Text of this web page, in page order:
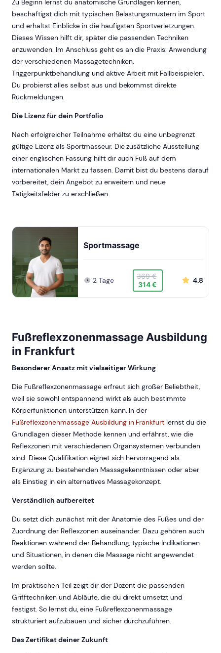
Zu Beginn lernst du anatomische Grundlagen kennen,
beschäftigst dich mit typischen Belastungsmustern im Sport
und erhältst Einblicke in die häufigsten Sportverletzungen.
Dieses Wissen hilft dir, später die passenden Techniken
anzuwenden. Im Anschluss geht es an die Praxis: Anwendung
der verschiedenen Massagetechniken,
Triggerpunktbehandlung und aktive Arbeit mit Fallbeispielen.
Du probierst alles selbst aus und bekommst direkte
Rückmeldungen.
Die Lizenz für dein Portfolio
Nach erfolgreicher Teilnahme erhältst du eine unbegrenzt
gültige Lizenz als Sportmasseur. Die zusätzliche Ausstellung
einer englischen Fassung hilft dir auch Fuß auf dem
internationalen Markt zu fassen. Damit bist du bestens darauf
vorbereitet, dein Angebot zu erweitern und neue
Tätigkeitsfelder zu erschließen.
Sportmassage
2 Tage
369 €
314 €
4.8
Fußreflexzonenmassage Ausbildung
in Frankfurt
Besonderer Ansatz mit vielseitiger Wirkung
Die Fußreflexzonenmassage erfreut sich großer Beliebtheit,
weil sie sowohl entspannend wirkt als auch bestimmte
Körperfunktionen unterstützen kann. In der
Fußreflexzonenmassage Ausbildung in Frankfurt lernst du die
Grundlagen dieser Methode kennen und erfährst, wie die
Reflexzonen mit verschiedenen Organsystemen verbunden
sind. Diese Qualifikation eignet sich hervorragend als
Ergänzung zu bestehenden Massagekenntnissen oder aber
als Einstieg in ein alternatives Massagekonzept.
Verständlich aufbereitet
Du setzt dich zunächst mit der Anatomie des Fußes und der
Zuordnung der Reflexzonen auseinander. Dazu gehören auch
Reaktionen während der Behandlung, typische Indikationen
und Situationen, in denen die Massage nicht angewendet
werden sollte.
Im praktischen Teil zeigt dir der Dozent die passenden
Grifftechniken und Abläufe, die du direkt umsetzt und
festigst. So lernst du, eine Fußreflexzonenmassage
strukturiert aufzubauen und sicher durchzuführen.
Das Zertifikat deiner Zukunft